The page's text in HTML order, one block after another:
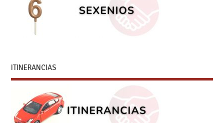
ITINERANCIAS